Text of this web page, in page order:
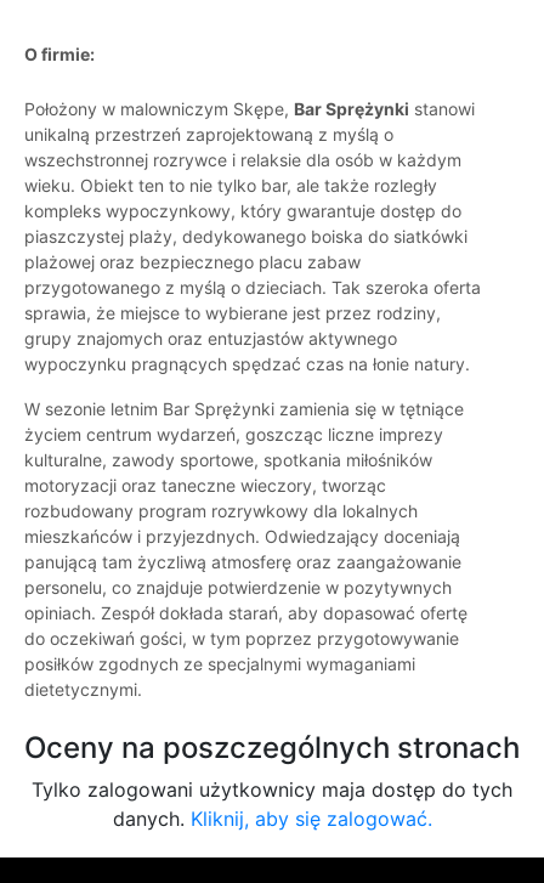
O firmie:
Położony w malowniczym Skępe, Bar Sprężynki stanowi
unikalną przestrzeń zaprojektowaną z myślą o
wszechstronnej rozrywce i relaksie dla osób w każdym
wieku. Obiekt ten to nie tylko bar, ale także rozległy
kompleks wypoczynkowy, który gwarantuje dostęp do
piaszczystej plaży, dedykowanego boiska do siatkówki
plażowej oraz bezpiecznego placu zabaw
przygotowanego z myślą o dzieciach. Tak szeroka oferta
sprawia, że miejsce to wybierane jest przez rodziny,
grupy znajomych oraz entuzjastów aktywnego
wypoczynku pragnących spędzać czas na łonie natury.
W sezonie letnim Bar Sprężynki zamienia się w tętniące
życiem centrum wydarzeń, goszcząc liczne imprezy
kulturalne, zawody sportowe, spotkania miłośników
motoryzacji oraz taneczne wieczory, tworząc
rozbudowany program rozrywkowy dla lokalnych
mieszkańców i przyjezdnych. Odwiedzający doceniają
panującą tam życzliwą atmosferę oraz zaangażowanie
personelu, co znajduje potwierdzenie w pozytywnych
opiniach. Zespół dokłada starań, aby dopasować ofertę
do oczekiwań gości, w tym poprzez przygotowywanie
posiłków zgodnych ze specjalnymi wymaganiami
dietetycznymi.
Oceny na poszczególnych stronach
Tylko zalogowani użytkownicy maja dostęp do tych
danych. Kliknij, aby się zalogować.